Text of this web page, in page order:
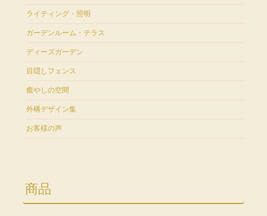
ライティング・照明
ガーデンルーム・テラス
ディーズガーデン
目隠しフェンス
癒やしの空間
外構デザイン集
お客様の声
商品